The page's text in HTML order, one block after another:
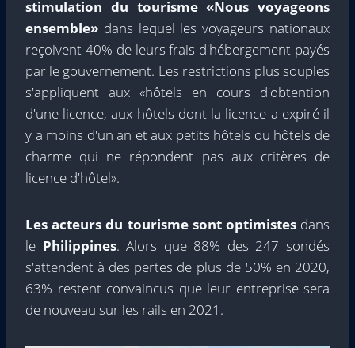
stimulation du tourisme «Nous voyageons
ensemble» dans lequel les voyageurs nationaux
reçoivent 40% de leurs frais d'hébergement payés
par le gouvernement. Les restrictions plus souples
s'appliquent aux «hôtels en cours d'obtention
d'une licence, aux hôtels dont la licence a expiré il
y a moins d'un an et aux petits hôtels ou hôtels de
charme qui ne répondent pas aux critères de
licence d'hôtel».
Les acteurs du tourisme sont optimistesdans
le Philippines. Alors que 88% des 247 sondés
s'attendent à des pertes de plus de 50% en 2020,
63% restent convaincus que leur entreprise sera
de nouveau sur les rails en 2021.